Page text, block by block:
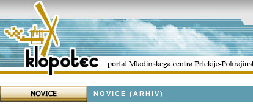
NOVICE (ARHIV)